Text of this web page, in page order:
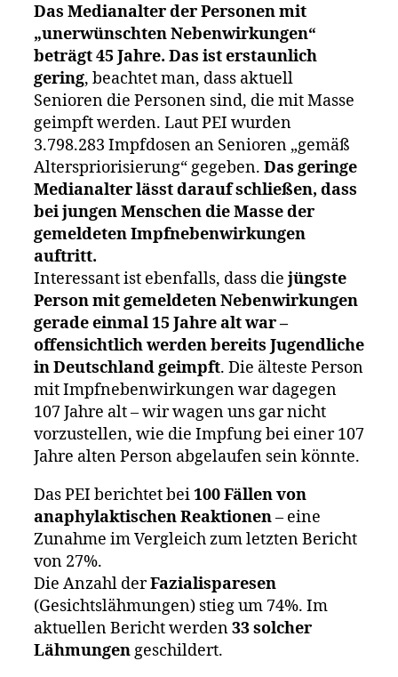
Das Medianalter der Personen mit
„unerwünschten Nebenwirkungen“
beträgt 45 Jahre. Das ist erstaunlich
gering, beachtet man, dass aktuell
Senioren die Personen sind, die mit Masse
geimpft werden. Laut PEI wurden
3.798.283 Impfdosen an Senioren „gemäß
Alterspriorisierung“ gegeben. Das geringe
Medianalter lässt darauf schließen, dass
bei jungen Menschen die Masse der
gemeldeten Impfnebenwirkungen
auftritt.
Interessant ist ebenfalls, dass die jüngste
Person mit gemeldeten Nebenwirkungen
gerade einmal 15 Jahre alt war –
offensichtlich werden bereits Jugendliche
in Deutschland geimpft. Die älteste Person
mit Impfnebenwirkungen war dagegen
107 Jahre alt – wir wagen uns gar nicht
vorzustellen, wie die Impfung bei einer 107
Jahre alten Person abgelaufen sein könnte.
Das PEI berichtet bei100 Fällen von
anaphylaktischen Reaktionen– eine
Zunahme im Vergleich zum letzten Bericht
von 27%.
Die Anzahl derFazialisparesen
(Gesichtslähmungen) stieg um 74%. Im
aktuellen Bericht werden33 solcher
Lähmungen geschildert.